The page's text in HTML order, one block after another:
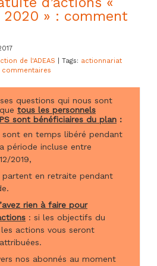
2020 » : comment
de l'ADEAS | Tags: actionnariat
commentaires
questions qui nous sont
tous les personnels
sont bénéficiaires du plan :
en temps libéré pendant
période incluse entre
2019,
en retraite pendant
rien à faire pour
: si les objectifs du
actions vous seront
nos abonnés au moment